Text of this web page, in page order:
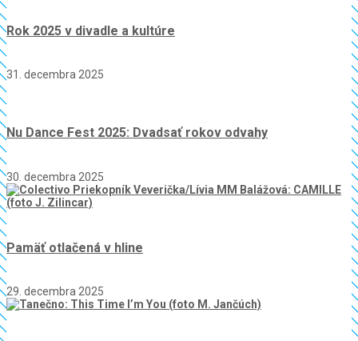
Rok 2025 v divadle a kultúre
31. decembra 2025
Nu Dance Fest 2025: Dvadsať rokov odvahy
30. decembra 2025
Pamäť otlačená v hline
29. decembra 2025